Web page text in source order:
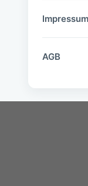
Impressum
AGB